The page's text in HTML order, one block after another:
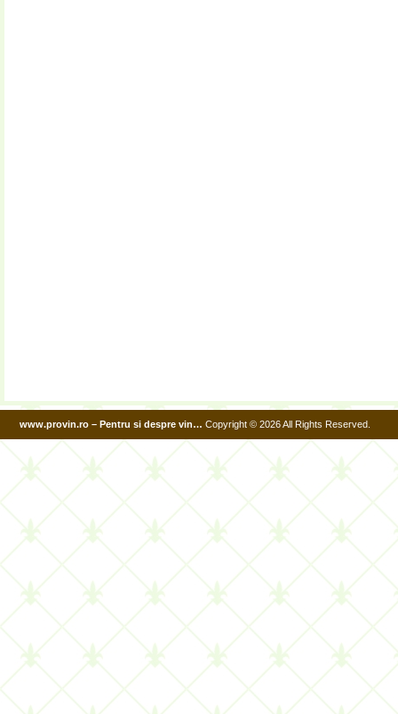
www.provin.ro – Pentru si despre vin… Copyright © 2026 All Rights Reserved.